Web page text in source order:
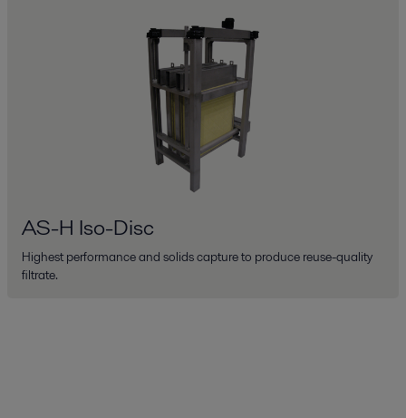
AS-H Iso-Disc
Highest performance and solids capture to produce reuse-quality
filtrate.